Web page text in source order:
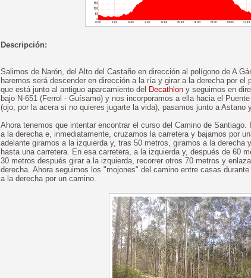
Descripción:
Salimos de Narón, del Alto del Castaño en dirección al polígono de A
haremos será descender en dirección a la ría y girar a la derecha por el
que está junto al antiguo aparcamiento del Decathlon y seguimos en
bajo N-651 (Ferrol - Guísamo) y nos incorporamos a ella hacia el
(ojo, por la acera si no quieres jugarte la vida), pasamos junto a Astano
Ahora tenemos que intentar encontrar el curso del Camino de Santiago.
a la derecha e, inmediatamente, cruzamos la carretera y bajamos por
adelante giramos a la izquierda y, tras 50 metros, giramos a la derecha
hasta una carretera. En esa carretera, a la izquierda y, después de 60
30 metros después girar a la izquierda, recorrer otros 70 metros y
derecha. Ahora seguimos los "mojones" del camino entre casas
a la derecha por un camino.